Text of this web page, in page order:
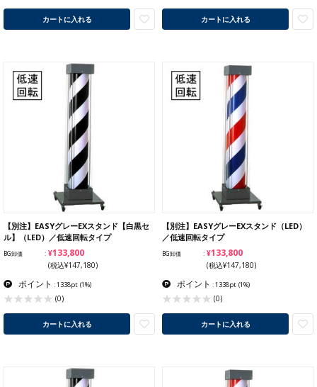
カートに入れる カートに入れる
【別注】EASYグレーEXスタンド【白黒セ
ル】（LED）／低速回転タイプ
BG卸価 ¥133,800
(税込¥147,180)
ポイント : 1338pt (1%)
(0)
カートに入れる
【別注】EASYグレーEXスタンド（LED）
／低速回転タイプ
BG卸価 ¥133,800
(税込¥147,180)
ポイント : 1338pt (1%)
(0)
カートに入れる